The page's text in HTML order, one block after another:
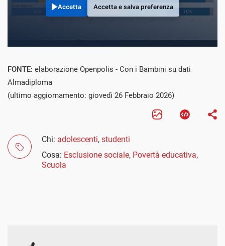
Accetta Accetta e salva preferenza
FONTE: elaborazione Openpolis - Con i Bambini su dati
Almadiploma
(ultimo aggiornamento: giovedì 26 Febbraio 2026)
Chi: adolescenti, studenti
Cosa: Esclusione sociale, Povertà educativa,
Scuola